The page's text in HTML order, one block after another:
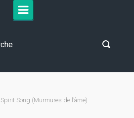
Spirit Song (Murmures de l’âme)